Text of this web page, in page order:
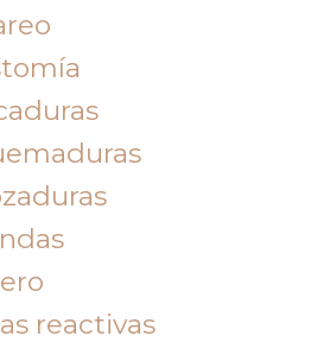
reactivas